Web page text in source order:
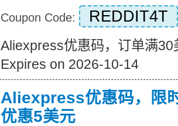
Coupon Code: REDDIT4T
Aliexpress优惠码，订单满30
Expires on 2026-10-14
Aliexpress优惠码，限
优惠5美元